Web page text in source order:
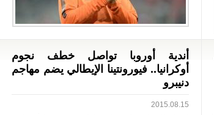
أندية أوروبا تواصل خطف نجوم
أوكرانيا.. فيورونتينا الإيطالي يضم مهاجم
دنيبرو
2015.08.15